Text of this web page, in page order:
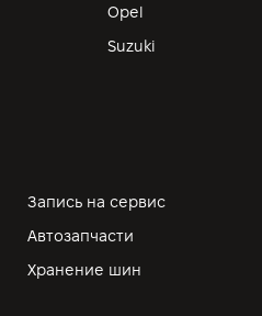
Opel
Suzuki
Запись на сервис
Автозапчасти
Хранение шин